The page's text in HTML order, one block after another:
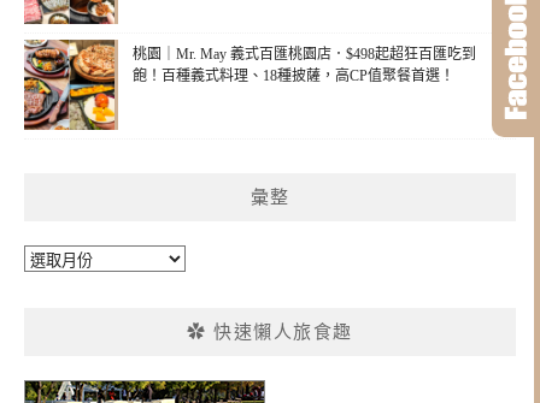
桃園｜Mr. May 義式百匯桃園店．$498起超狂百匯吃到
飽！百種義式料理、18種披薩，高CP值聚餐首選！
彙整
彙
✿ 快速懶人旅食趣